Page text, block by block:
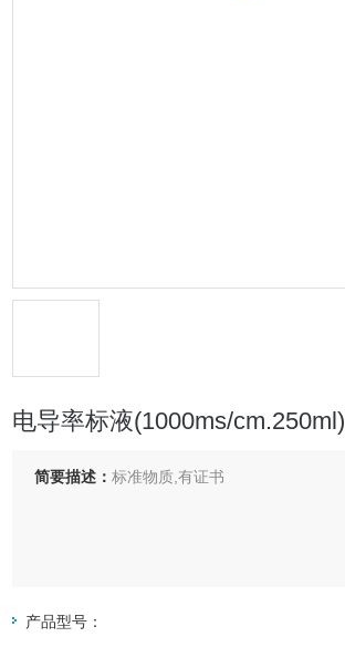
电导率标液(1000ms/cm.250ml)
简要描述：标准物质,有证书
产品型号：